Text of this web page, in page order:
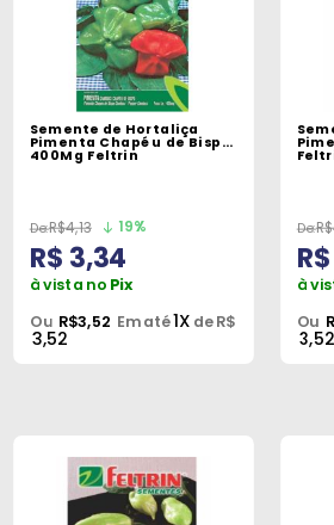
Semente de Hortaliça
Pimenta Chapéu de Bispo
400Mg Feltrin
R$4,13 19%
R$ 3,34
à vista no Pix
Ou R$3,52 Em até1X de R$
3,52
à
Ou
3,52